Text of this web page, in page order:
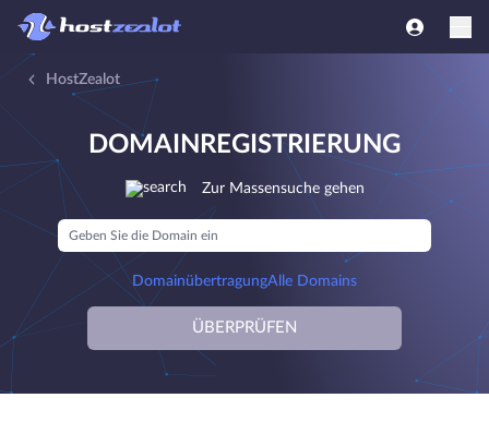
HostZealot
DOMAINREGISTRIERUNG
Zur Massensuche gehen
DomainübertragungAlle Domains
ÜBERPRÜFEN